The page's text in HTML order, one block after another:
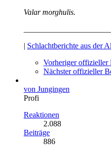
Valar morghulis.
| Schlachtberichte aus der
Vorheriger offizieller
Nächster offizieller
von Jungingen
Profi
Reaktionen
2.088
Beiträge
886